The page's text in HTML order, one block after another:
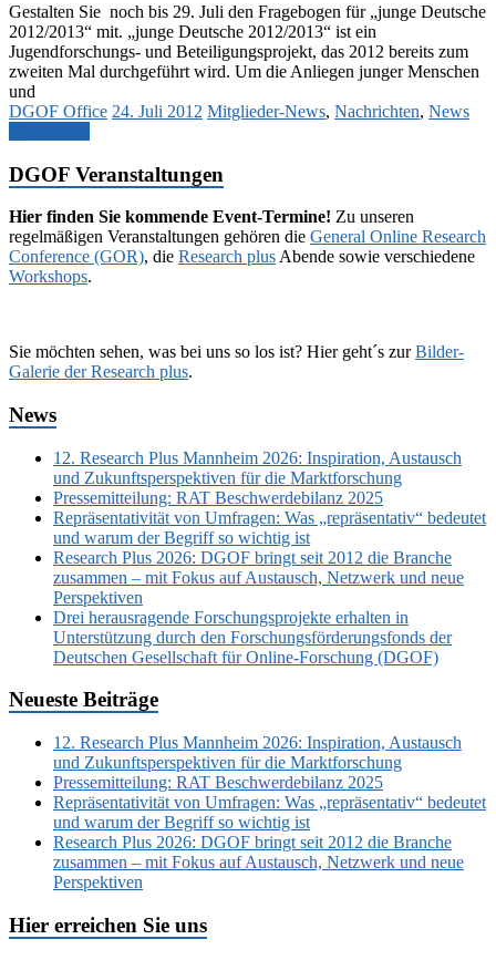
Gestalten Sie noch bis 29. Juli den Fragebogen für „junge Deutsche
2012/2013“ mit. „junge Deutsche 2012/2013“ ist ein
Jugendforschungs- und Beteiligungsprojekt, das 2012 bereits zum
zweiten Mal durchgeführt wird. Um die Anliegen junger Menschen
und
DGOF Office 24. Juli 2012 Mitglieder-News, Nachrichten, News
DGOF Veranstaltungen
Hier finden Sie kommende Event-Termine! Zu unseren
regelmäßigen Veranstaltungen gehören die General Online Research
Conference (GOR), die Research plus Abende sowie verschiedene
Workshops.
Sie möchten sehen, was bei uns so los ist? Hier geht´s zurBilder-
Galerie der Research plus.
News
12. Research Plus Mannheim 2026: Inspiration, Austausch
und Zukunftsperspektiven für die Marktforschung
Pressemitteilung: RAT Beschwerdebilanz 2025
Repräsentativität von Umfragen: Was „repräsentativ“ bedeutet
und warum der Begriff so wichtig ist
Research Plus 2026: DGOF bringt seit 2012 die Branche
zusammen – mit Fokus auf Austausch, Netzwerk und neue
Perspektiven
Drei herausragende Forschungsprojekte erhalten in
Unterstützung durch den Forschungsförderungsfonds der
Deutschen Gesellschaft für Online-Forschung (DGOF)
Neueste Beiträge
12. Research Plus Mannheim 2026: Inspiration, Austausch
und Zukunftsperspektiven für die Marktforschung
Pressemitteilung: RAT Beschwerdebilanz 2025
Repräsentativität von Umfragen: Was „repräsentativ“ bedeutet
und warum der Begriff so wichtig ist
Research Plus 2026: DGOF bringt seit 2012 die Branche
zusammen – mit Fokus auf Austausch, Netzwerk und neue
Perspektiven
Hier erreichen Sie uns